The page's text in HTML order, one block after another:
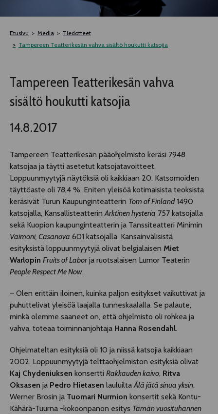
TELTTALAB
OFF TAMPERE
TAPAHTUMIEN YÖ
MUU OHJELMISTO
Etusivu Media
Tiedotteet
Tampereen Teatterikesän vahva sisältö houkutti katsojia
Tampereen Teatterikesän vahva
sisältö houkutti katsojia
14.8.2017
Tampereen Teatterikesän pääohjelmisto keräsi 7948
katsojaa ja täytti asetetut katsojatavoitteet.
Loppuunmyytyjä näytöksiä oli kaikkiaan 20. Katsomoiden
täyttöaste oli 78,4 %. Eniten yleisöä kotimaisista teoksista
keräsivät Turun Kaupunginteatterin Tom of Finland1490
katsojalla, KansallisteatterinArktinen hysteria 757 katsojalla
sekä Kuopion kaupunginteatterin ja Tanssiteatteri Minimin
Vaimoni, Casanova 601 katsojalla. Kansainvälisistä
esityksistä loppuunmyytyjä olivat belgialaisen Miet
Warlopin Fruits of Laborja ruotsalaisen Lumor Teaterin
People Respect Me Now.
– Olen erittäin iloinen, kuinka paljon esitykset vaikuttivat ja
puhuttelivat yleisöä laajalla tunneskaalalla. Se palaute,
minkä olemme saaneet on, että ohjelmisto oli rohkea ja
vahva, toteaa toiminnanjohtaja Hanna Rosendahl.
Ohjelmateltan esityksiä oli 10 ja niissä katsojia kaikkiaan
2002. Loppuunmyytyjä telttaohjelmiston esityksiä olivat
Kaj Chydeniuksen konsertti Rakkauden kaivo, Ritva
Oksasen ja Pedro Hietasen lauluiltaÄlä jätä sinua yksin,
Werner Brosin ja Tuomari Nurmion konsertit sekä Kontu-
Kähärä-Tuurna -kokoonpanon esitys Tämän vuosituhannen